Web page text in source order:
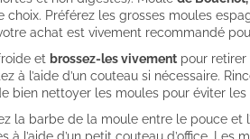
choix. Préférez les grosses moules
achat est vivement recommandé
et brossez-les vivement pour retirer
à l’aide d’un couteau si nécessaire.
bien nettoyer les moules pour éviter les
la barbe de la moule entre le pouce et